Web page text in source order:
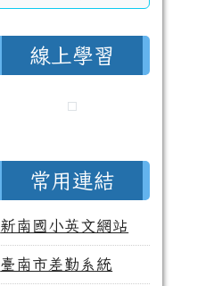
線上學習
常用連結
新南國小英文網站
臺南市差勤系統